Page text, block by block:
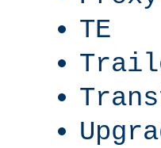
TE